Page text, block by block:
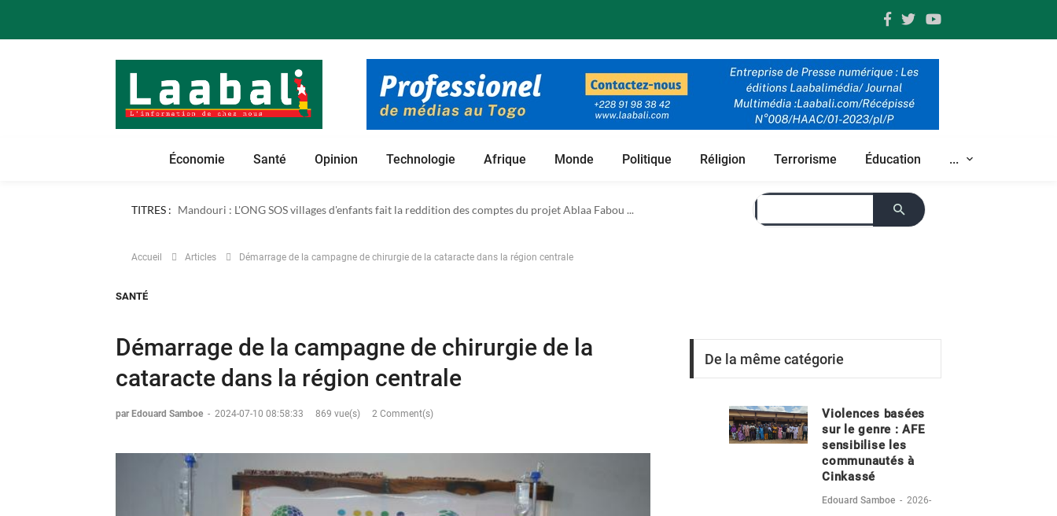
Économie Santé Opinion Technologie Afrique Monde Politique Réligion Terrorisme Éducation ...
TITRES : Dapaong : l'ONG AREF pose les bases foncières de son projet de culture du bambou ...
Accueil Articles Démarrage de la campagne de chirurgie de la cataracte dans la région centrale
SANTÉ
Démarrage de la campagne de chirurgie de la
cataracte dans la région centrale
par Edouard Samboe - 2024-07-10 08:58:33 869 vue(s) 2 Comment(s)
De la même catégorie
Violences basées
sur le genre : AFE
sensibilise les
communautés à
Cinkassé
Edouard Samboe - 2026-